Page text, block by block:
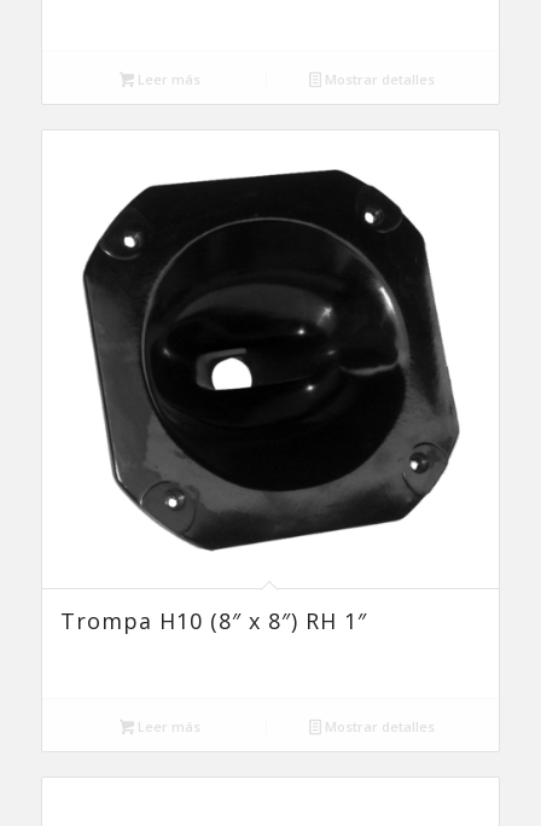
Leer más Mostrar detalles
Trompa H10 (8″ x 8″) RH 1″
Leer más Mostrar detalles